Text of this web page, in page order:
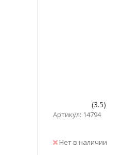
(3.5)
Артикул: 14794
Нет в наличии